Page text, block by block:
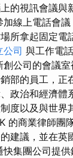
的視訊會議與
線上電話會
所拿起固定電
公司 與工作電
公司的會議
部的員工，正
政治和經濟體
度以及與世界
的商業律師團
建議，並在英
集團公司提